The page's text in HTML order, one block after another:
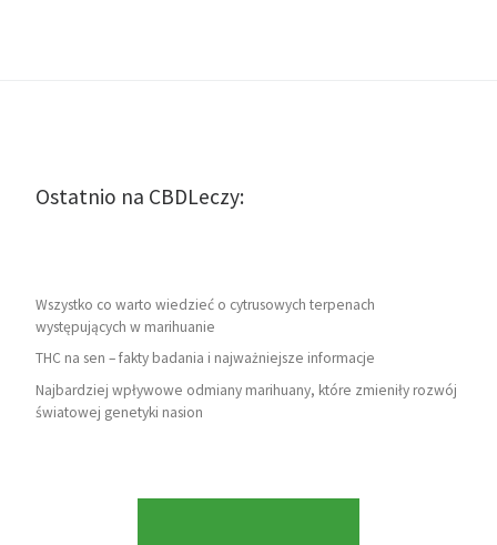
Ostatnio na CBDLeczy:
Wszystko co warto wiedzieć o cytrusowych terpenach
występujących w marihuanie
THC na sen – fakty badania i najważniejsze informacje
Najbardziej wpływowe odmiany marihuany, które zmieniły rozwój
światowej genetyki nasion